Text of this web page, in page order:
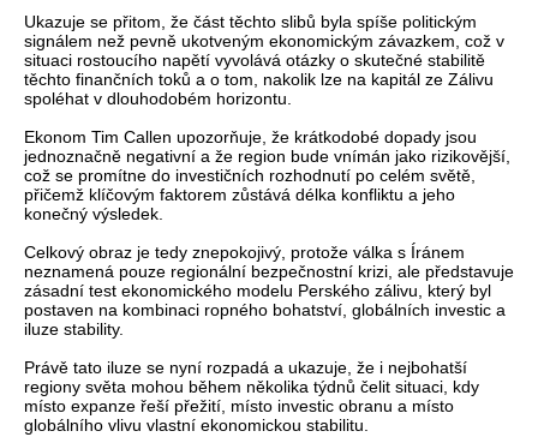
Ukazuje se přitom, že část těchto slibů byla spíše politickým
signálem než pevně ukotveným ekonomickým závazkem, což v
situaci rostoucího napětí vyvolává otázky o skutečné stabilitě
těchto finančních toků a o tom, nakolik lze na kapitál ze Zálivu
spoléhat v dlouhodobém horizontu.
Ekonom Tim Callen upozorňuje, že krátkodobé dopady jsou
jednoznačně negativní a že region bude vnímán jako rizikovější,
což se promítne do investičních rozhodnutí po celém světě,
přičemž klíčovým faktorem zůstává délka konfliktu a jeho
konečný výsledek.
Celkový obraz je tedy znepokojivý, protože válka s Íránem
neznamená pouze regionální bezpečnostní krizi, ale představuje
zásadní test ekonomického modelu Perského zálivu, který byl
postaven na kombinaci ropného bohatství, globálních investic a
iluze stability.
Právě tato iluze se nyní rozpadá a ukazuje, že i nejbohatší
regiony světa mohou během několika týdnů čelit situaci, kdy
místo expanze řeší přežití, místo investic obranu a místo
globálního vlivu vlastní ekonomickou stabilitu.